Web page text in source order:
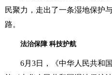
民聚力，走出了一条湿地保护
路。
法治保障 科技护航
6月3日，《中华人民共和国